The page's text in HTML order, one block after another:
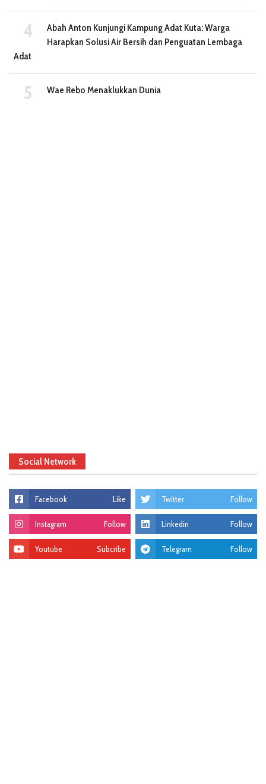
Abah Anton Kunjungi Kampung Adat Kuta: Warga
Harapkan Solusi Air Bersih dan Penguatan Lembaga
Adat
Wae Rebo Menaklukkan Dunia
Social Network
Facebook Like Twitter Follow
Instagram Follow Linkedin Follow
Youtube Subcribe Telegram Follow